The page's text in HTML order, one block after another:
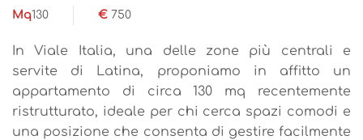
Mq130 € 750
In Viale Italia, una delle zone più centrali e
servite di Latina, proponiamo in affitto un
appartamento di circa 130 mq recentemente
ristrutturato, ideale per chi cerca spazi comodi e
una posizione che consenta di gestire facilmente